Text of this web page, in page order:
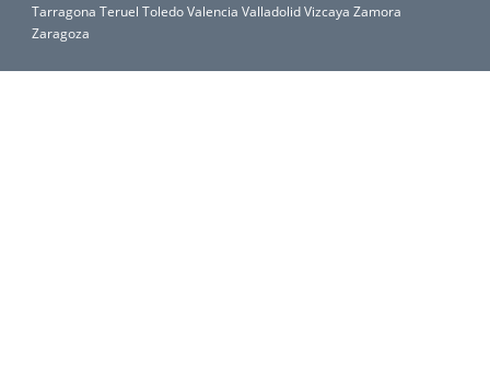
Tarragona Teruel ToledoValencia ValladolidVizcaya Zamora
Zaragoza